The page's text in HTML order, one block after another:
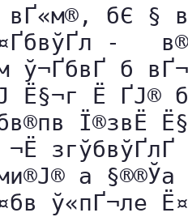
вҐ«м­®, бЄ §
-
ў¬ҐбвҐ б
­Ё§¬г Ё ҐЈ®
Ї®звЁ
а
ў«пҐ¬ле